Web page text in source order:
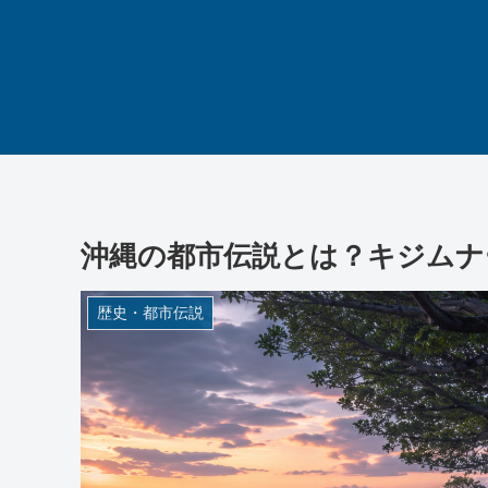
沖縄の都市伝説とは？キジム
歴史・都市伝説